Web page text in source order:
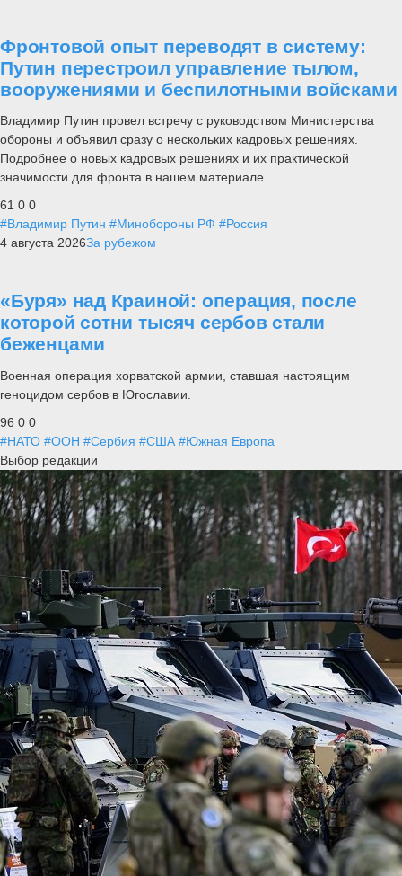
Фронтовой опыт переводят в систему:
Путин перестроил управление тылом,
вооружениями и беспилотными войсками
Владимир Путин провел встречу с руководством Министерства
обороны и объявил сразу о нескольких кадровых решениях.
Подробнее о новых кадровых решениях и их практической
значимости для фронта в нашем материале.
61 0 0
#Владимир Путин #Минобороны РФ #Россия
4 августа 2026За рубежом
«Буря» над Краиной: операция, после
которой сотни тысяч сербов стали
беженцами
Военная операция хорватской армии, ставшая настоящим
геноцидом сербов в Югославии.
96 0 0
#НАТО #ООН #Сербия #США #Южная Европа
Выбор редакции